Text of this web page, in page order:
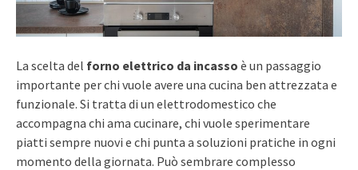
La scelta del forno elettrico da incasso è un passaggio
importante per chi vuole avere una cucina ben attrezzata e
funzionale. Si tratta di un elettrodomestico che
accompagna chi ama cucinare, chi vuole sperimentare
piatti sempre nuovi e chi punta a soluzioni pratiche in ogni
momento della giornata. Può sembrare complesso